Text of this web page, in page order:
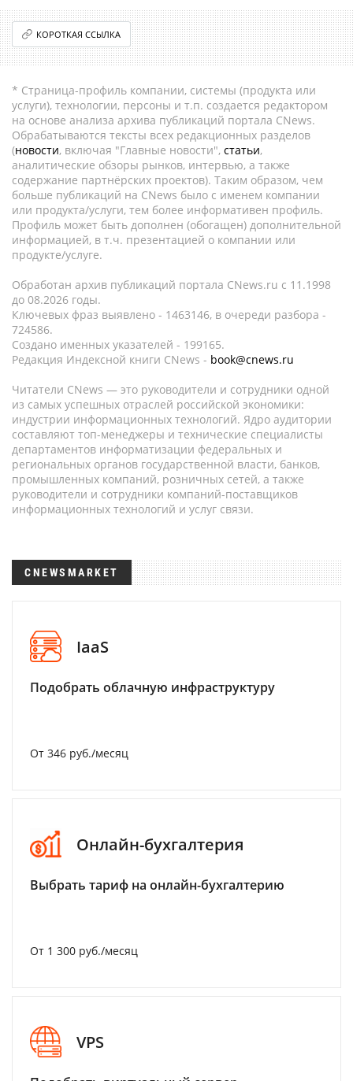
КОРОТКАЯ ССЫЛКА
* Страница-профиль компании, системы (продукта или
услуги), технологии, персоны и т.п. создается редактором
на основе анализа архива публикаций портала CNews.
Обрабатываются тексты всех редакционных разделов
(новости, включая "Главные новости", статьи,
аналитические обзоры рынков, интервью, а также
содержание партнёрских проектов). Таким образом, чем
больше публикаций на CNews было с именем компании
или продукта/услуги, тем более информативен профиль.
Профиль может быть дополнен (обогащен) дополнительной
информацией, в т.ч. презентацией о компании или
продукте/услуге.
Обработан архив публикаций портала CNews.ru c 11.1998
до 08.2026 годы.
Ключевых фраз выявлено - 1463146, в очереди разбора -
724586.
Создано именных указателей - 199165.
Редакция Индексной книги CNews - book@cnews.ru
Читатели CNews — это руководители и сотрудники одной
из самых успешных отраслей российской экономики:
индустрии информационных технологий. Ядро аудитории
составляют топ-менеджеры и технические специалисты
департаментов информатизации федеральных и
региональных органов государственной власти, банков,
промышленных компаний, розничных сетей, а также
руководители и сотрудники компаний-поставщиков
информационных технологий и услуг связи.
CNEWSMARKET
IaaS
Подобрать облачную инфраструктуру
От 346 руб./месяц
Онлайн-бухгалтерия
Выбрать тариф на онлайн-бухгалтерию
От 1 300 руб./месяц
VPS